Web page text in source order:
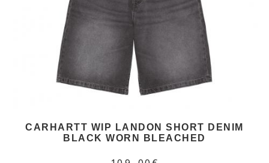
CARHARTT WIP LANDON SHORT DENIM
BLACK WORN BLEACHED